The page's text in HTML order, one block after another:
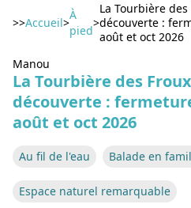
>>Accueil>
À
pied
>
La Tourbière
découverte :
août et oct 2026
Manou
La Tourbière des
découverte :
août et oct 2026
Au fil de l'eau Balade en
Espace naturel remarquable